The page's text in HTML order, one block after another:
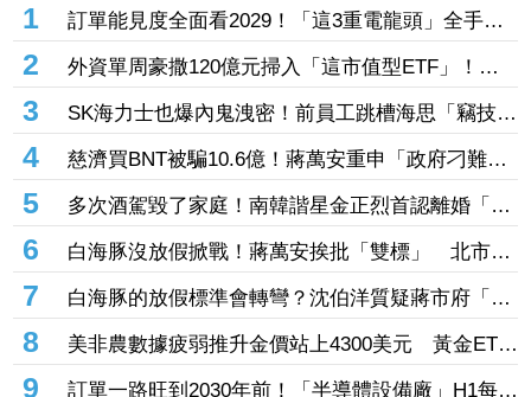
1
訂單能見度全面看2029！「這3重電龍頭」全手握
逾百億元訂單 市場聚焦董事會承認第二季財報
2
外資單周豪撒120億元掃入「這市值型ETF」！再
鎖定5檔主動式進貨、「這2檔」進貨逾10萬張
3
SK海力士也爆內鬼洩密！前員工跳槽海思「竊技術
機密附在履歷內」 判刑1年半
4
慈濟買BNT被騙10.6億！蔣萬安重申「政府刁難民
間」 沈伯洋開嗆：「說一個謊要用千萬個謊來
圓」
5
多次酒駕毀了家庭！南韓諧星金正烈首認離婚「分
居長達13年」 感謝台僑前妻仍照顧
6
白海豚沒放假掀戰！蔣萬安挨批「雙標」 北市府
急澄清：兩次條件根本不同
7
白海豚的放假標準會轉彎？沈伯洋質疑蔣市府「標
準不一」
8
美非農數據疲弱推升金價站上4300美元 黃金ETF
走強「這檔正2」一周漲近9%
9 訂單一路旺到2030年前！「半導體設備廠」H1每股